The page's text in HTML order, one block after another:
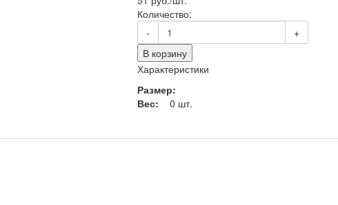
Количество:
-
+
В корзину
Характеристики
Размер:
Вес:
0 шт.